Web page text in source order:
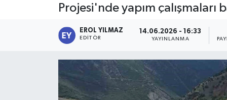
Projesi'nde yapım çalışmaları
EROL YILMAZ
EDITÖR
14.06.2026 - 16:33
YAYINLANMA
GÜNDEM
KARLIOVA
Süper Lig Puan Durumu ve Fikstür
Tüm Manşetler
Son Dakika Haberleri
Haber Arşivi